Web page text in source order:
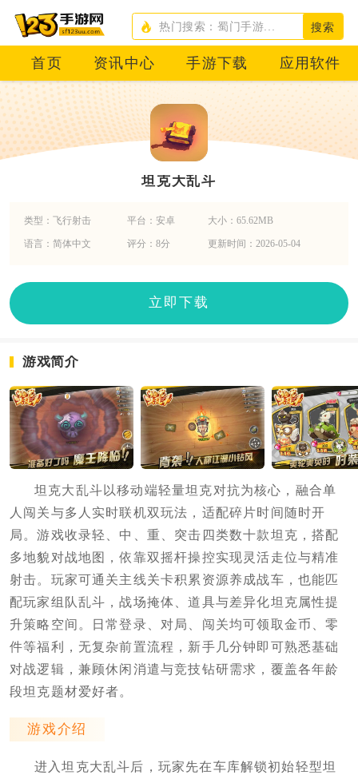
搜索
首页 资讯中心 手游下载 应用软件
坦克大乱斗
类型：飞行射击 平台：安卓 大小：65.62MB
语言：简体中文 评分：8分 更新时间：2026-05-04
立即下载
游戏简介
坦克大乱斗以移动端轻量坦克对抗为核心，融合单
人闯关与多人实时联机双玩法，适配碎片时间随时开
局。游戏收录轻、中、重、突击四类数十款坦克，搭配
多地貌对战地图，依靠双摇杆操控实现灵活走位与精准
射击。玩家可通关主线关卡积累资源养成战车，也能匹
配玩家组队乱斗，战场掩体、道具与差异化坦克属性提
升策略空间。日常登录、对局、闯关均可领取金币、零
件等福利，无复杂前置流程，新手几分钟即可熟悉基础
对战逻辑，兼顾休闲消遣与竞技钻研需求，覆盖各年龄
段坦克题材爱好者。
游戏介绍
进入坦克大乱斗后，玩家先在车库解锁初始轻型坦